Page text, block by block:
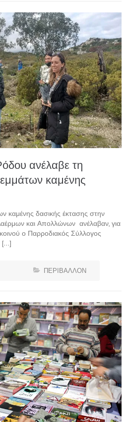
ανέλαβε τη
καμένης
καμένης δασικής έκτασης στην
και Απολλώνων ανέλαβαν, για
ο Παρροδιακός Σύλλογος
[…]
ΠΕΡΙΒΑΛΛΟΝ